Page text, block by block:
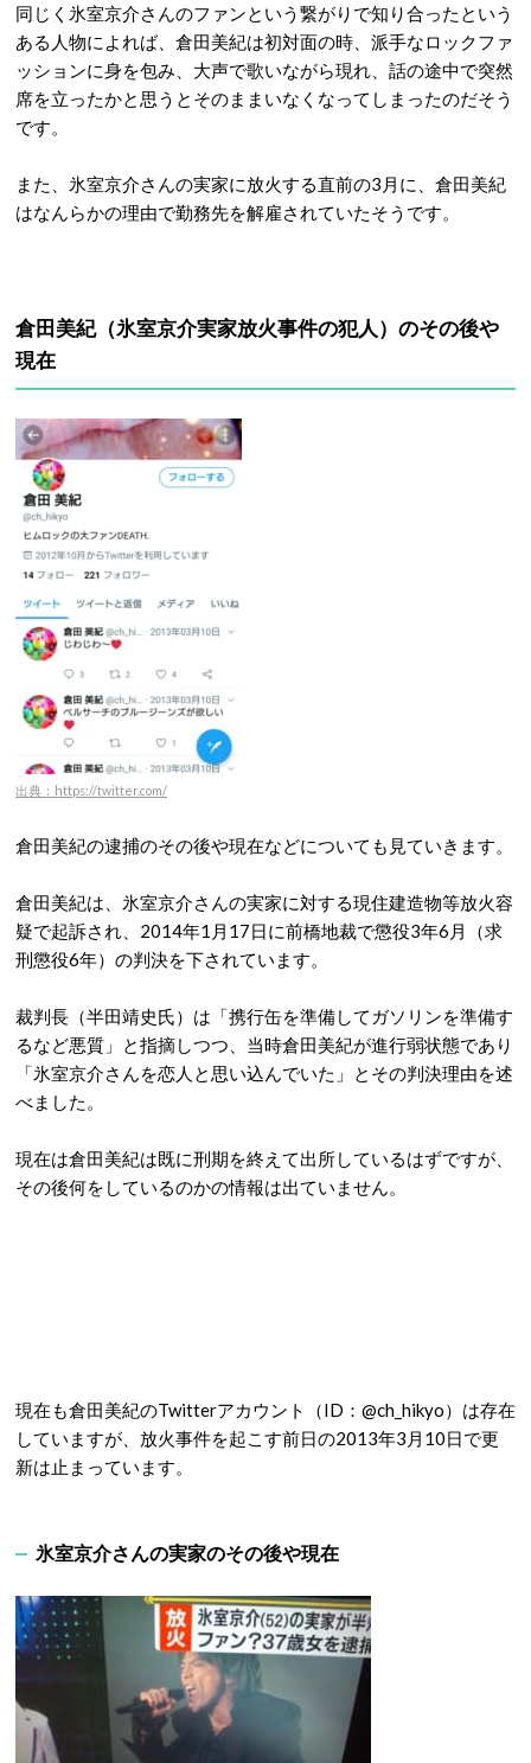
同じく氷室京介さんのファンという繋がりで知り合ったという
ある人物によれば、倉田美紀は初対面の時、派手なロックファ
ッションに身を包み、大声で歌いながら現れ、話の途中で突然
席を立ったかと思うとそのままいなくなってしまったのだそう
です。
また、氷室京介さんの実家に放火する直前の3月に、倉田美紀
はなんらかの理由で勤務先を解雇されていたそうです。
倉田美紀（氷室京介実家放火事件の犯人）のその後や
現在
出典：https://twitter.com/
倉田美紀の逮捕のその後や現在などについても見ていきます。
倉田美紀は、氷室京介さんの実家に対する現住建造物等放火容
疑で起訴され、2014年1月17日に前橋地裁で懲役3年6月（求
刑懲役6年）の判決を下されています。
裁判長（半田靖史氏）は「携行缶を準備してガソリンを準備す
るなど悪質」と指摘しつつ、当時倉田美紀が進行弱状態であり
「氷室京介さんを恋人と思い込んでいた」とその判決理由を述
べました。
現在は倉田美紀は既に刑期を終えて出所しているはずですが、
その後何をしているのかの情報は出ていません。
現在も倉田美紀のTwitterアカウント（ID：@ch_hikyo）は存在
していますが、放火事件を起こす前日の2013年3月10日で更
新は止まっています。
氷室京介さんの実家のその後や現在